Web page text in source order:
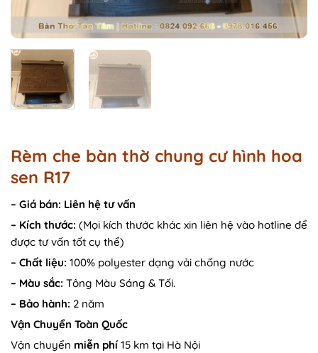
Rèm che bàn thờ chung cư hình hoa
sen R17
– Giá bán: Liên hệ tư vấn
– Kích thước: (Mọi kích thước khác xin liên hệ vào hotline để
được tư vấn tốt cụ thể)
– Chất liệu: 100% polyester dạng vải chống nước
– Màu sắc: Tông Màu Sáng & Tối.
– Bảo hành: 2 năm
Vận Chuyển Toàn Quốc
Vận chuyển miễn phí 15 km tại Hà Nội